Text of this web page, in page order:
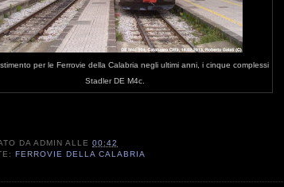
per le Ferrovie della Calabria negli ultimi anni, i cinque complessi
Stadler DE M4c.
DAADMIN ALLE00:42
FERROVIE DELLA CALABRIA